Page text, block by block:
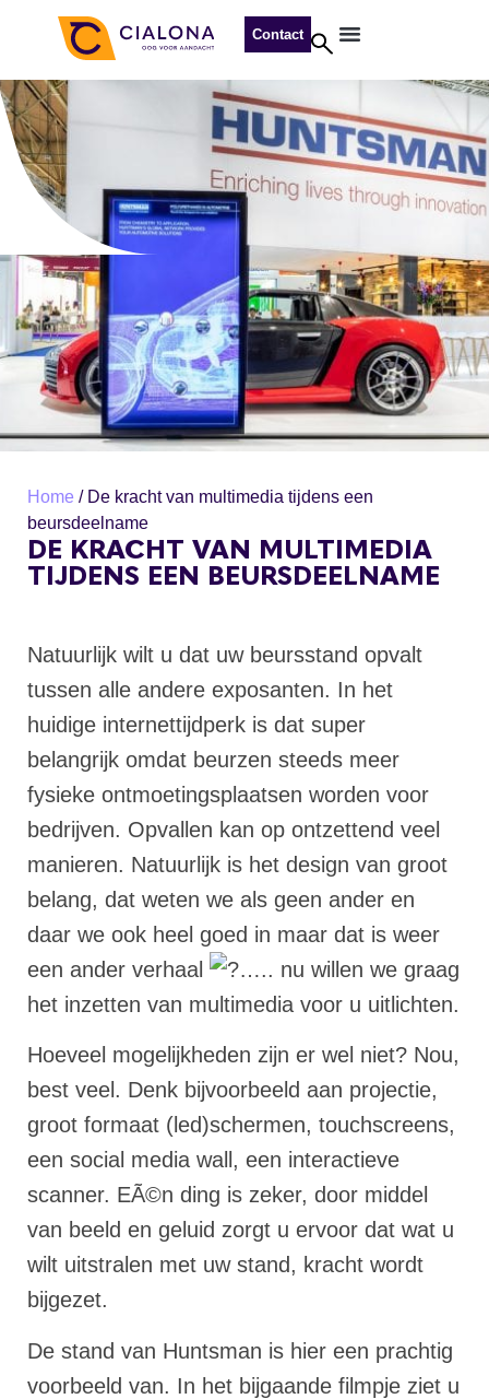
Contact
Home / De kracht van multimedia tijdens een
beursdeelname
DE KRACHT VAN MULTIMEDIA
TIJDENS EEN BEURSDEELNAME
Natuurlijk wilt u dat uw beursstand opvalt
tussen alle andere exposanten. In het
huidige internettijdperk is dat super
belangrijk omdat beurzen steeds meer
fysieke ontmoetingsplaatsen worden voor
bedrijven. Opvallen kan op ontzettend veel
manieren. Natuurlijk is het design van groot
belang, dat weten we als geen ander en
daar we ook heel goed in maar dat is weer
een ander verhaal
….. nu willen we graag
het inzetten van multimedia voor u uitlichten.
Hoeveel mogelijkheden zijn er wel niet? Nou,
best veel. Denk bijvoorbeeld aan projectie,
groot formaat (led)schermen, touchscreens,
een social media wall, een interactieve
scanner. EÃ©n ding is zeker, door middel
van beeld en geluid zorgt u ervoor dat wat u
wilt uitstralen met uw stand, kracht wordt
bijgezet.
De stand van Huntsman is hier een prachtig
voorbeeld van. In het bijgaande filmpje ziet u